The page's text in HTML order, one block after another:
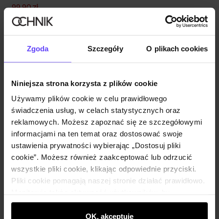
Zgoda Szczegóły O plikach cookies
Niniejsza strona korzysta z plików cookie
Używamy plików cookie w celu prawidłowego
świadczenia usług, w celach statystycznych oraz
reklamowych. Możesz zapoznać się ze szczegółowymi
informacjami na ten temat oraz dostosować swoje
ustawienia prywatności wybierając „Dostosuj pliki
cookie”. Możesz również zaakceptować lub odrzucić
wszystkie pliki cookie, klikając odpowiednie przyciski.
Pliki cookie pomagają naszej stronie działać prawidłowo.
wyświetlać im dopasowane do ich preferencji treści,
rekomendacje oraz komunikaty reklamowe informujące o
OK, akceptuję
99,90 zł
179,90 zł -najniższa cena z 30 dni przed obniżką